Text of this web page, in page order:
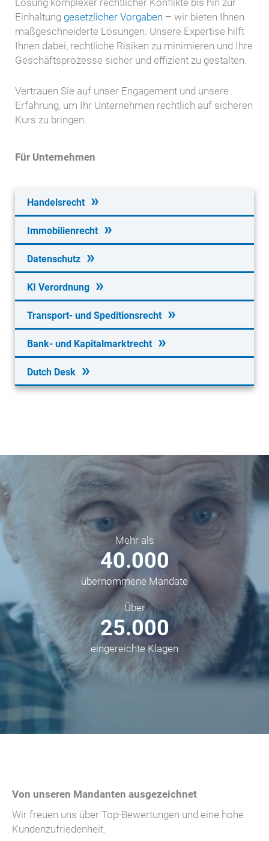
Einhaltung gesetzlicher Vorgaben – wir bieten Ihnen
maßgeschneiderte Lösungen. Unsere Expertise hilft
Ihnen dabei, rechtliche Risiken zu minimieren und Ihre
Geschäftsprozesse sicher und effizient zu gestalten.
Vertrauen Sie auf unser Engagement und unsere
Erfahrung, um Ihr Unternehmen rechtlich auf sicheren
Kurs zu bringen.
Für Unternehmen
Handelsrecht
Immobilienrecht
Datenschutz
KI Verordnung
Transport- und Speditionsrecht
Bank- und Kapitalmarktrecht
Dutch Desk
Mehr als
40.000
übernommene Mandate
Über
25.000
eingereichte Klagen
Von unseren Mandanten ausgezeichnet
Wir freuen uns über Top-Bewertungen und eine hohe
Kundenzufriedenheit.